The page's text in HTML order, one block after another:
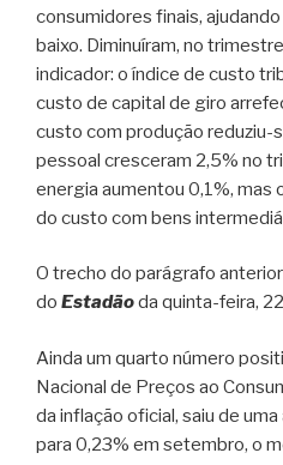
consumidores finais,
baixo. Diminuíram, no
indicador: o índice de custo
custo de capital de giro
custo com produção reduziu-
pessoal cresceram 2,5% no
energia aumentou 0,1%, mas
do custo com bens
O trecho do parágrafo
do Estadãoda quinta-feira,
Ainda um quarto número
Nacional de Preços ao
da inflação oficial, saiu de
para 0,23% em setembro, o